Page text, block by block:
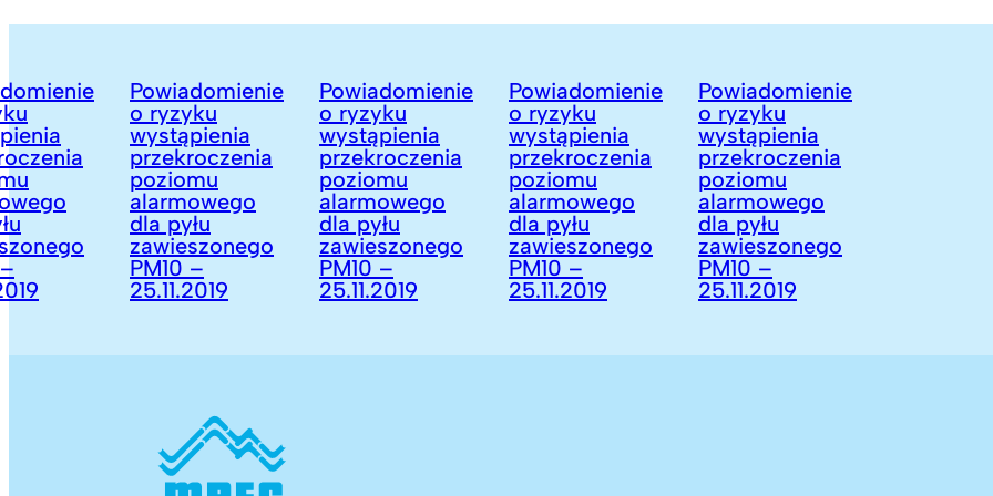
Powiadomienie
o ryzyku
wystąpienia
przekroczenia
poziomu
alarmowego
dla pyłu
zawieszonego
PM10 –
25.11.2019
Powiadomienie
o ryzyku
wystąpienia
przekroczenia
poziomu
alarmowego
dla pyłu
zawieszonego
PM10 –
25.11.2019
Powiadomienie
o ryzyku
wystąpienia
przekroczenia
poziomu
alarmowego
dla pyłu
zawieszonego
PM10 –
25.11.2019
Powiadomienie
o ryzyku
wystąpienia
przekroczenia
poziomu
alarmowego
dla pyłu
zawieszonego
PM10 –
25.11.2019